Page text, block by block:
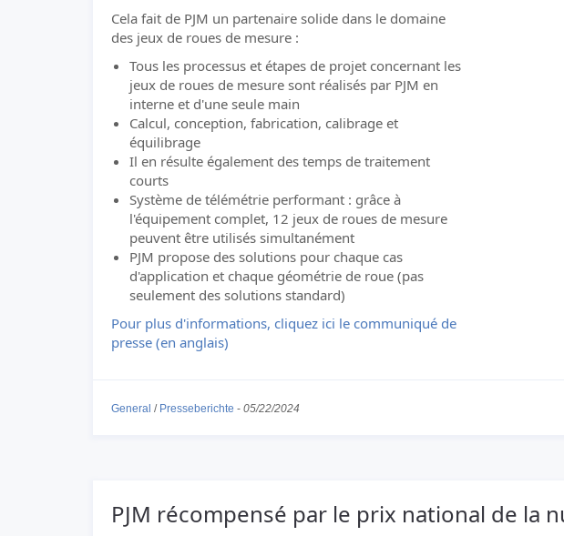
Cela fait de PJM un partenaire solide dans le domaine
des jeux de roues de mesure :
Tous les processus et étapes de projet concernant les
jeux de roues de mesure sont réalisés par PJM en
interne et d'une seule main
Calcul, conception, fabrication, calibrage et
équilibrage
Il en résulte également des temps de traitement
courts
Système de télémétrie performant : grâce à
l'équipement complet, 12 jeux de roues de mesure
peuvent être utilisés simultanément
PJM propose des solutions pour chaque cas
d'application et chaque géométrie de roue (pas
seulement des solutions standard)
Pour plus d'informations, cliquez ici le communiqué de
presse (en anglais)
General / Presseberichte - 05/22/2024
PJM récompensé par le prix national de la